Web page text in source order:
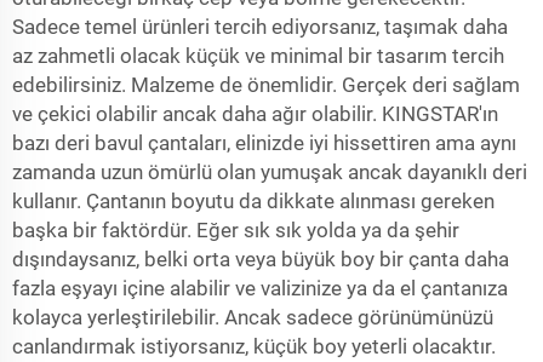
Sadece temel ürünleri tercih ediyorsanız, taşımak daha
az zahmetli olacak küçük ve minimal bir tasarım tercih
edebilirsiniz. Malzeme de önemlidir. Gerçek deri sağlam
ve çekici olabilir ancak daha ağır olabilir. KINGSTAR'ın
bazı deri bavul çantaları, elinizde iyi hissettiren ama aynı
zamanda uzun ömürlü olan yumuşak ancak dayanıklı deri
kullanır. Çantanın boyutu da dikkate alınması gereken
başka bir faktördür. Eğer sık sık yolda ya da şehir
dışındaysanız, belki orta veya büyük boy bir çanta daha
fazla eşyayı içine alabilir ve valizinize ya da el çantanıza
kolayca yerleştirilebilir. Ancak sadece görünümünüzü
canlandırmak istiyorsanız, küçük boy yeterli olacaktır.